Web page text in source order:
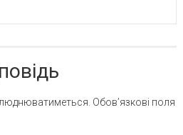
Обов’язкові поля